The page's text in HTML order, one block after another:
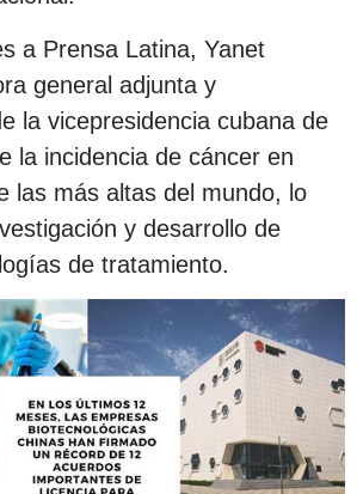
a Prensa Latina, Yanet
general adjunta y
la vicepresidencia cubana de
la incidencia de cáncer en
las más altas del mundo, lo
y desarrollo de
de tratamiento.